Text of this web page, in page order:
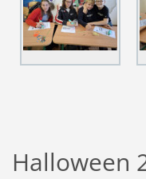
Halloween